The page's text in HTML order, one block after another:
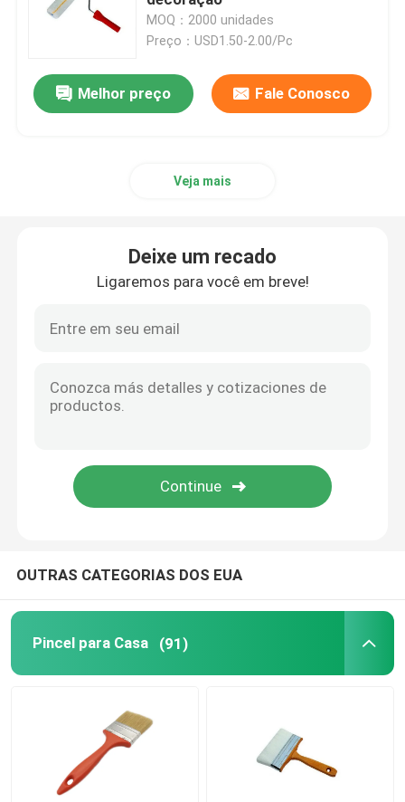
Pincel de cerdas pretas
Pincel de cerdas brancas
Rolo de pintura recarregável
Rolo de pintura de microfibra
Pincel Rolo para Pintura Residencial
sacos da tela não tecida
MOQ：2000 unidades
Preço：USD1.50-2.00/Pc
Melhor preço Fale Conosco
Veja mais
Deixe um recado
Ligaremos para você em breve!
OUTRAS CATEGORIAS DOS EUA
Pincel para Casa (91)